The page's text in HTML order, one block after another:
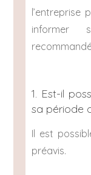
informer
1. Est-il
sa période
Il est
préavis.